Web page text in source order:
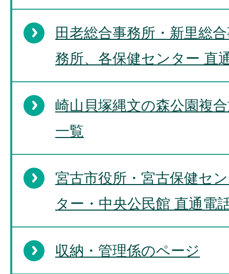
田老総合事務所・新里総
務所、各保健センター 直
崎山貝塚縄文の森公園複
一覧
宮古市役所・宮古保健セ
ター・中央公民館 直通電
収納・管理係のページ